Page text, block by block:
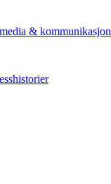
& kommunikasjon